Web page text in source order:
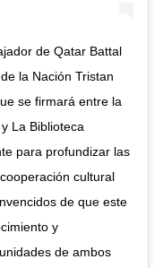
de Qatar Battal
la Nación Tristan
se firmará entre la
La Biblioteca
para profundizar las
cultural
de que este
y
de ambos